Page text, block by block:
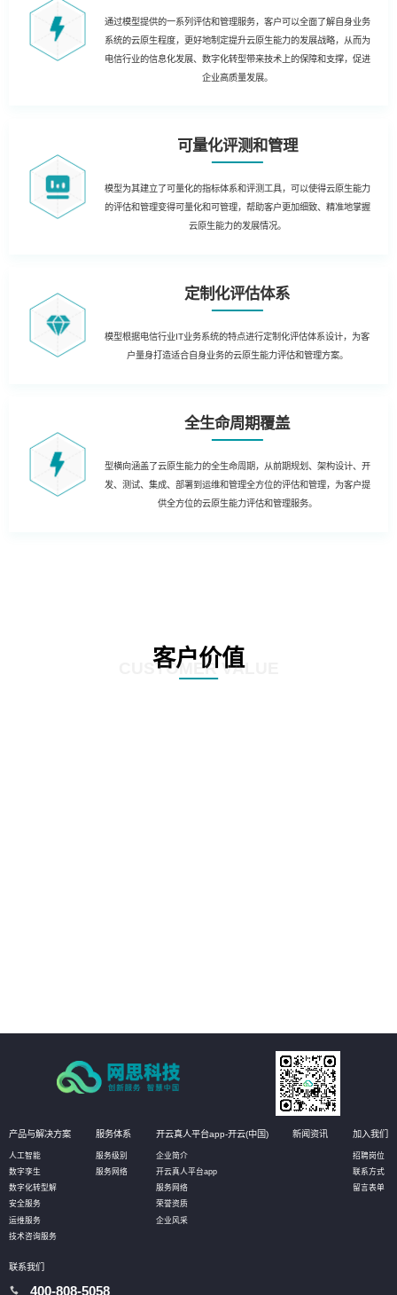
通过模型提供的一系列评估和管理服务，客户可以全面了解自身业务
系统的云原生程度，更好地制定提升云原生能力的发展战略，从而为
电信行业的信息化发展、数字化转型带来技术上的保障和支撑，促进
企业高质量发展。
可量化评测和管理
模型为其建立了可量化的指标体系和评测工具，可以使得云原生能力
的评估和管理变得可量化和可管理，帮助客户更加细致、精准地掌握
云原生能力的发展情况。
定制化评估体系
模型根据电信行业IT业务系统的特点进行定制化评估体系设计，为客
户量身打造适合自身业务的云原生能力评估和管理方案。
全生命周期覆盖
型横向涵盖了云原生能力的全生命周期，从前期规划、架构设计、开
发、测试、集成、部署到运维和管理全方位的评估和管理，为客户提
供全方位的云原生能力评估和管理服务。
客户价值
CUSTOMER VALUE
产品与解决方案
人工智能
数字孪生
数字化转型解
安全服务
运维服务
技术咨询服务
服务体系
服务级别
服务网络
开云真人平台app-开云(中国)
企业简介
开云真人平台app
服务网络
荣誉资质
企业风采
新闻资讯 加入我们
招聘岗位
联系方式
留言表单
联系我们
400-808-5058